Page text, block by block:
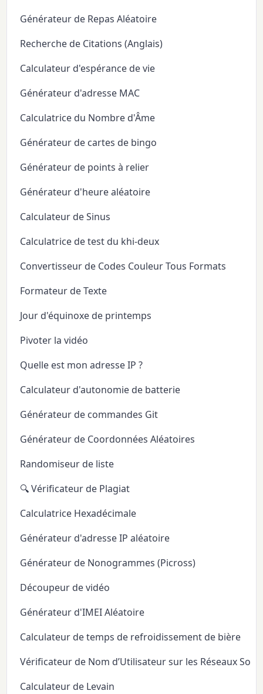
Générateur de Repas Aléatoire
Recherche de Citations (Anglais)
Calculateur d'espérance de vie
Générateur d'adresse MAC
Calculatrice du Nombre d'Âme
Générateur de cartes de bingo
Générateur de points à relier
Générateur d'heure aléatoire
Calculateur de Sinus
Calculatrice de test du khi-deux
Convertisseur de Codes Couleur Tous Formats
Formateur de Texte
Jour d'équinoxe de printemps
Pivoter la vidéo
Quelle est mon adresse IP ?
Calculateur d'autonomie de batterie
Générateur de commandes Git
Générateur de Coordonnées Aléatoires
Randomiseur de liste
🔍 Vérificateur de Plagiat
Calculatrice Hexadécimale
Générateur d'adresse IP aléatoire
Générateur de Nonogrammes (Picross)
Découpeur de vidéo
Générateur d'IMEI Aléatoire
Calculateur de temps de refroidissement de bière
Vérificateur de Nom d’Utilisateur sur les Réseaux
Calculateur de Levain